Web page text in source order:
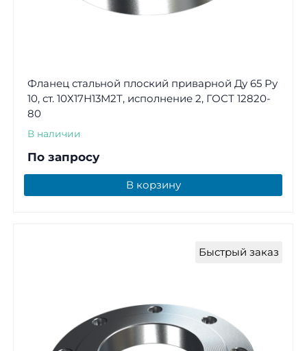
Фланец стальной плоский приварной Ду 65 Ру
10, ст. 10Х17Н13М2Т, исполнение 2, ГОСТ 12820-
80
В наличии
По запросу
В корзину
Быстрый заказ